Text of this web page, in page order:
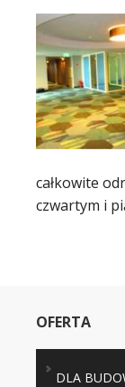
całkowite
czwartym i
OFERTA
DLA